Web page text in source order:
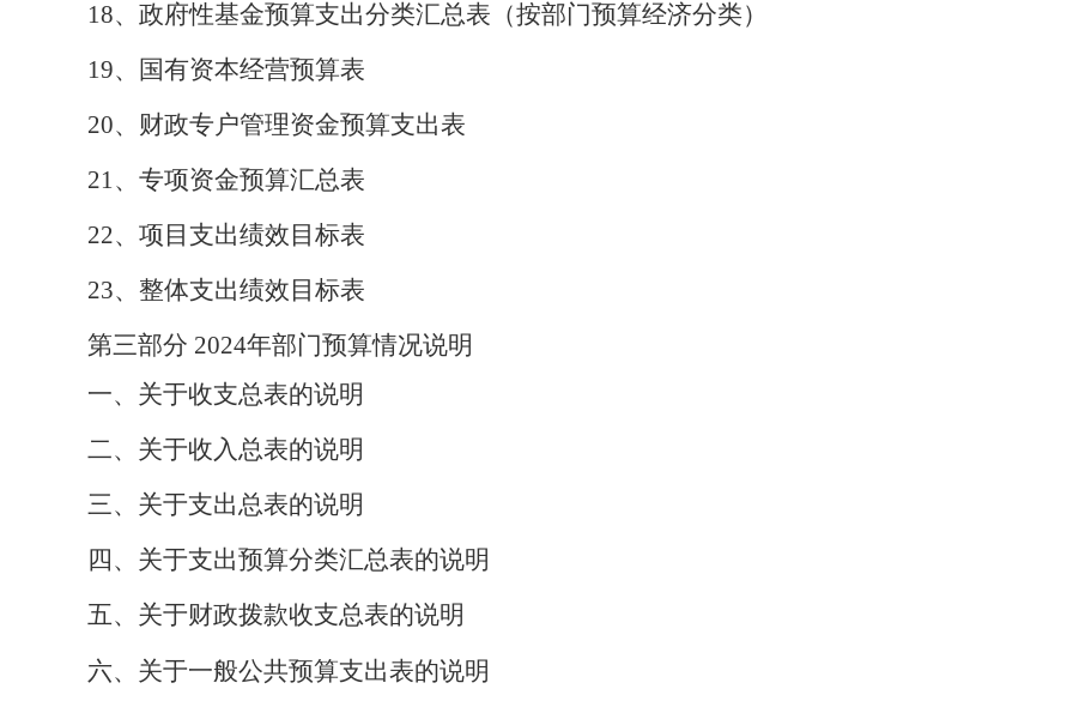
18、 政府性基金预算支出分类汇总表（按部门预算经济分类）
19、
国有资本经营预算表
20、 财政专户管理资金预算支出表
21 、 专项资金预算汇总表
22、 项目支出绩效目标表
23、 整体支出绩效目标表
第三部分 2024年部门预算情况说明
一、 关于收支总表的说明
二、关于收入总表的说明
三、关于支出总表的说明
四、关于支出预算分类汇总表的说明
五、关于财政拨款收支总表的说明
六、关于一般公共预算支出表的说明